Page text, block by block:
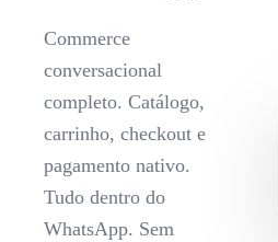
Commerce
conversacional
completo. Catálogo,
carrinho, checkout e
pagamento nativo.
Tudo dentro do
WhatsApp. Sem